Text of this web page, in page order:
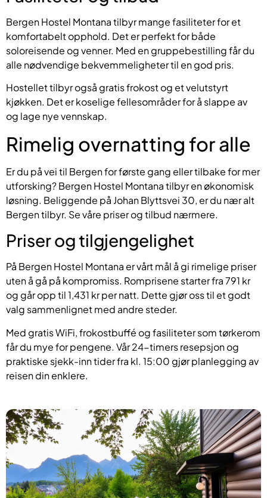
Bergen Hostel Montana tilbyr mange fasiliteter for et
komfortabelt opphold. Det er perfekt for både
soloreisende og venner. Med en gruppebestilling får du
alle nødvendige bekvemmeligheter til en god pris.
Hostellet tilbyr også gratis frokost og et velutstyrt
kjøkken. Det er koselige fellesområder for å slappe av
og lage nye vennskap.
Rimelig overnatting for alle
Er du på vei til Bergen for første gang eller tilbake for mer
utforsking? Bergen Hostel Montana tilbyr en økonomisk
løsning. Beliggende på Johan Blyttsvei 30, er du nær alt
Bergen tilbyr. Se våre priser og tilbud nærmere.
Priser og tilgjengelighet
På Bergen Hostel Montana er vårt mål å gi rimelige priser
uten å gå på kompromiss. Romprisene starter fra 791 kr
og går opp til 1,431 kr per natt. Dette gjør oss til et godt
valg sammenlignet med andre steder.
Med gratis WiFi, frokostbuffé og fasiliteter som tørkerom
får du mye for pengene. Vår 24-timers resepsjon og
praktiske sjekk-inn tider fra kl. 15:00 gjør planlegging av
reisen din enklere.